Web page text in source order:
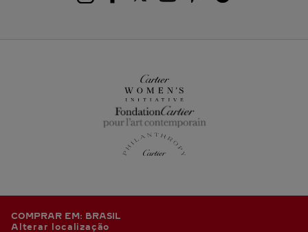
COMPRAR EM: BRASIL
Alterar localização